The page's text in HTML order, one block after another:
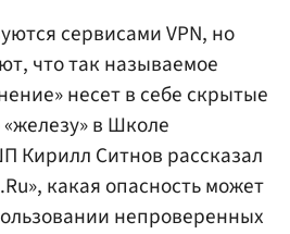
сервисами VPN, но
что так называемое
несет в себе скрытые
в Школе
Кирилл Ситнов рассказал
какая опасность может
непроверенных